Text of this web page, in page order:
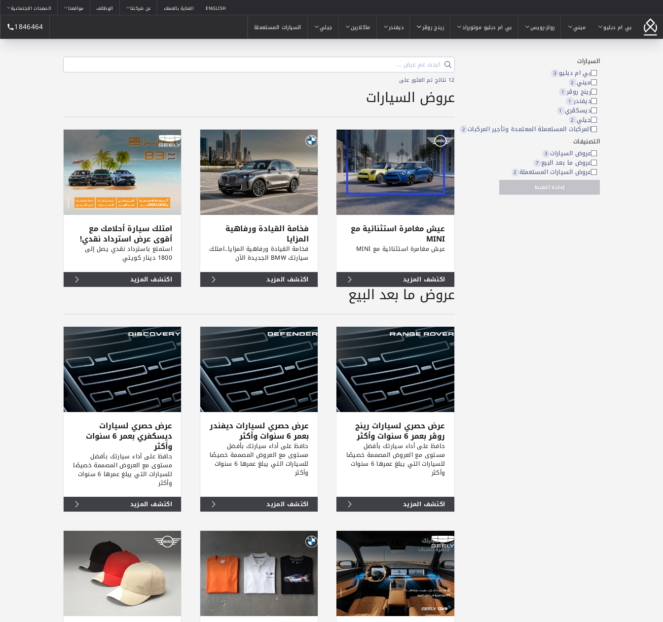
ENGLISH العناية بالعملاء عن شركتنا الوظائف مواقعنا الصفحات الاجتماعية
بي ام دبليو ميني رولز-رويس بي ام دبليو موتورراد رينج روڤر ديفندر ماكلارين جيلي السيارات المستعملة 1846464
السيارات
بي ام دبليو 3
ميني 2
رينج روڤر 1
ديفندر 1
ديسكڤري 1
جيلي 2
المركبات المستعملة المعتمدة وتأجير المركبات 2
التصنيفات
عروض السيارات 3
عروض ما بعد البيع 7
عروض السيارات المستعملة 2
إعادة الضبط
12 نتائج تم العثور على
عروض السيارات
عيش مغامرة استثنائية مع
MINI
عيش مغامرة استثنائية مع MINI
اكتشف المزيد
فخامة القيادة ورفاهية
المزايا
فخامة القيادة ورفاهية المزايا..امتلك
سيارتك BMW الجديدة الآن
اكتشف المزيد
امتلك سيارة أحلامك مع
أقوى عرض استرداد نقدي!
استمتع باسترداد نقدي يصل إلى
1800 دينار كويتي
اكتشف المزيد
عروض ما بعد البيع
عرض حصري لسيارات رينج
روڤر بعمر 6 سنوات وأكثر
حافظ على أداء سيارتك بأفضل
مستوى مع العروض المصممة خصيصًا
للسيارات التي يبلغ عمرها 6 سنوات
وأكثر
اكتشف المزيد
عرض حصري لسيارات ديفندر
بعمر 6 سنوات وأكثر
حافظ على أداء سيارتك بأفضل
مستوى مع العروض المصممة خصيصًا
للسيارات التي يبلغ عمرها 6 سنوات
وأكثر
اكتشف المزيد
عرض حصري لسيارات
ديسكفري بعمر 6 سنوات
وأكثر
حافظ على أداء سيارتك بأفضل
مستوى مع العروض المصممة خصيصًا
للسيارات التي يبلغ عمرها 6 سنوات
وأكثر
اكتشف المزيد